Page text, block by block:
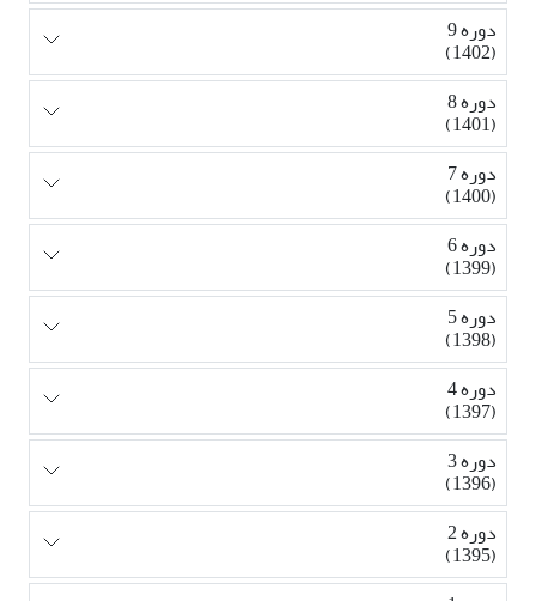
دوره 9
(1402)
دوره 8
(1401)
دوره 7
(1400)
دوره 6
(1399)
دوره 5
(1398)
دوره 4
(1397)
دوره 3
(1396)
دوره 2
(1395)